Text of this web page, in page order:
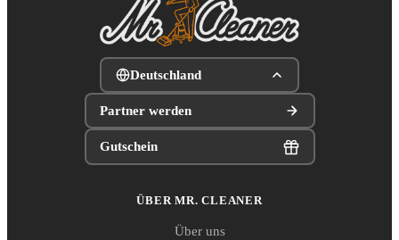
Deutschland
Partner werden
Gutschein
ÜBER MR. CLEANER
Über uns